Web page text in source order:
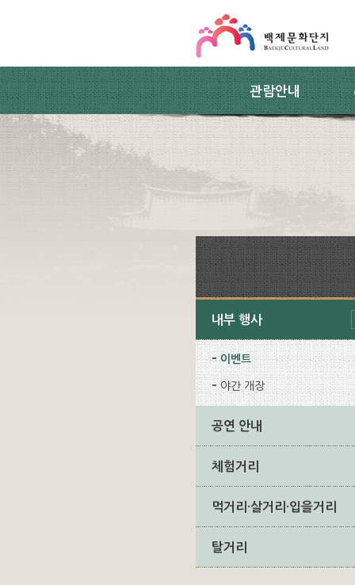
관람안내
내부 행사
이벤트
야간 개장
공연 안내
체험거리
먹거리·살거리·입을거리
탈거리